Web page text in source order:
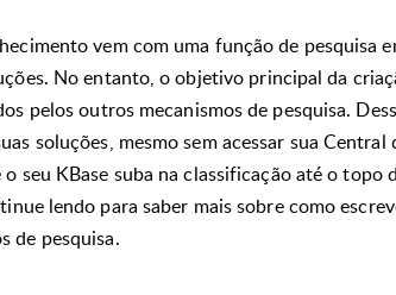
vem com uma função de pesquisa
No entanto, o objetivo principal da
pelos outros mecanismos de pesquisa.
soluções, mesmo sem acessar sua Central
seu KBase suba na classificação até o topo
lendo para saber mais sobre como
de pesquisa.